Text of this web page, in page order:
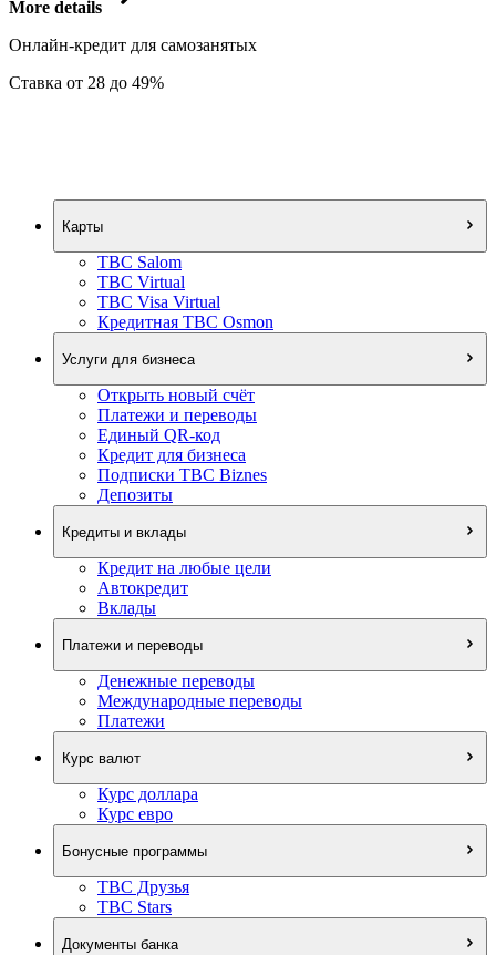
More details
Онлайн-кредит для самозанятых
Ставка от 28 до 49%
Карты
TBC Salom
TBC Virtual
TBC Visa Virtual
Кредитная TBC Osmon
Услуги для бизнеса
Открыть новый счёт
Платежи и переводы
Единый QR-код
Кредит для бизнеса
Подписки TBC Biznes
Депозиты
Кредиты и вклады
Кредит на любые цели
Автокредит
Вклады
Платежи и переводы
Денежные переводы
Международные переводы
Платежи
Курс валют
Курс доллара
Курс евро
Бонусные программы
TBC Друзья
TBC Stars
Документы банка